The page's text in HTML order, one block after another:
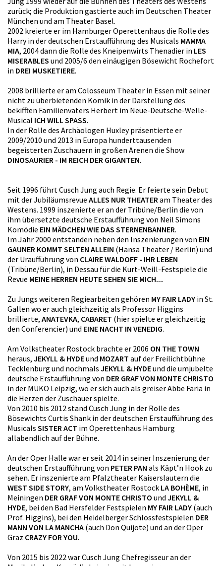
zurück; die Produktion gastierte auch im Deutschen Theater
München und am Theater Basel.
2002 kreierte er im Hamburger Operettenhaus die Rolle des
Harry in der deutschen Erstaufführung des Musicals MAMMA
MIA, 2004 dann die Rolle des Kneipenwirts Thenadier in LES
MISERABLES und 2005/6 den einäugigen Bösewicht Rochefort
in DREI MUSKETIERE.
2008 brillierte er am Colosseum Theater in Essen mit seiner
nicht zu überbietenden Komik in der Darstellung des
bekifften Familienvaters Herbert im Neue-Deutsche-Welle-
Musical ICH WILL SPASS.
In der Rolle des Archäologen Huxley präsentierte er
2009/2010 und 2013 in Europa hunderttausenden
begeisterten Zuschauern in großen Arenen die Show
DINOSAURIER - IM REICH DER GIGANTEN.
Seit 1996 führt Cusch Jung auch Regie. Er feierte sein Debut
mit der Jubiläumsrevue ALLES NUR THEATERam Theater des
Westens. 1999 inszenierte er an der Tribüne/Berlin die von
ihm übersetzte deutsche Erstaufführung von Neil Simons
Komödie EIN MÄDCHEN WIE DAS STERNENBANNER.
Im Jahr 2000 entstanden neben den Inszenierungen von EIN
GAUNER KOMMT SELTEN ALLEIN (Hansa Theater / Berlin) und
der Uraufführung von CLAIRE WALDOFF - IHR LEBEN
(Tribüne/Berlin), in Dessau für die Kurt-Weill-Festspiele die
Revue MEINE HERREN HEUTE SEHEN SIE MICH....
Zu Jungs weiteren Regiearbeiten gehören MY FAIR LADY in St.
Gallen wo er auch gleichzeitig als Professor Higgins
brillierte, ANATEVKA, CABARET (hier spielte er gleichzeitig
den Conferencier) und EINE NACHT IN VENEDIG.
Am Volkstheater Rostock brachte er 2006 ON THE TOWN
heraus, JEKYLL & HYDEund MOZART auf der Freilichtbühne
Tecklenburg und nochmals JEKYLL & HYDEund die umjubelte
deutsche Erstaufführung von DER GRAF VON MONTE CHRISTO
in der MUKO Leipzig, wo er sich auch als greiser Abbe Faria in
die Herzen der Zuschauer spielte.
Von 2010 bis 2012 stand Cusch Jung in der Rolle des
Bösewichts Curtis Shank in der deutschen Erstaufführung des
Musicals SISTER ACT im Operettenhaus Hamburg
allabendlich auf der Bühne.
An der Oper Halle war er seit 2014 in seiner Inszenierung der
deutschen Erstaufführung von PETER PAN als Käpt’n Hook zu
sehen. Er inszenierte am Pfalztheater Kaiserslautern die
WEST SIDE STORY, am Volkstheater Rostock LA BOHÈME, in
Meiningen DER GRAF VON MONTE CHRISTO und JEKYLL &
HYDE, bei den Bad Hersfelder Festspielen MY FAIR LADY (auch
Prof. Higgins), bei den Heidelberger Schlossfestspielen DER
MANN VON LA MANCHA (auch Don Quijote) und an der Oper
Graz CRAZY FOR YOU.
Von 2015 bis 2022 war Cusch Jung Chefregisseur an der